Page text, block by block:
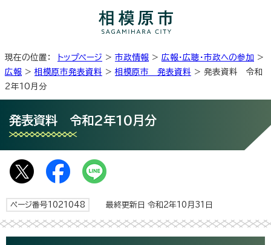
現在の位置： トップページ > 市政情報 > 広報・広聴・市政への参加 >
広報 > 相模原市発表資料 > 相模原市 発表資料 > 発表資料 令和
2年10月分
発表資料 令和2年10月分
ページ番号1021048 最終更新日 令和2年10月31日